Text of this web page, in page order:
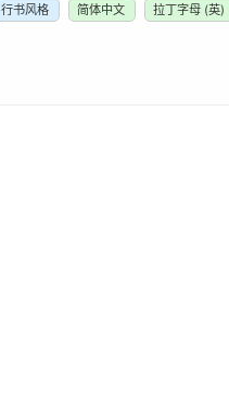
行书风格 简体中文 拉丁字母 (英)